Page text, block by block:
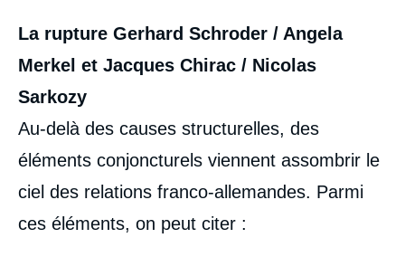
La rupture Gerhard Schroder / Angela
Merkel et Jacques Chirac / Nicolas
Sarkozy
Au-delà des causes structurelles, des
éléments conjoncturels viennent assombrir le
ciel des relations franco-allemandes. Parmi
ces éléments, on peut citer :